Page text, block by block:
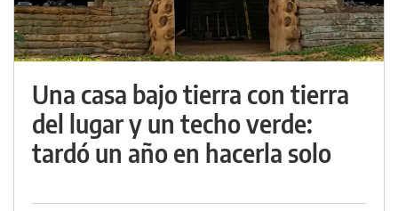
Una casa bajo tierra con tierra
del lugar y un techo verde:
tardó un año en hacerla solo